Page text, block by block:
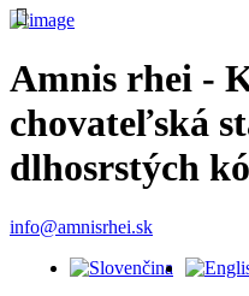
Amnis rhei -
chovateľská
dlhosrstých
info@amnisrhei.sk